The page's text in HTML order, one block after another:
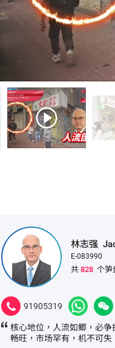
林志强
E-083990
共 828 个笋
91905319
核心地位，人流如鲫，必
畅旺，市场罕有，机不可失